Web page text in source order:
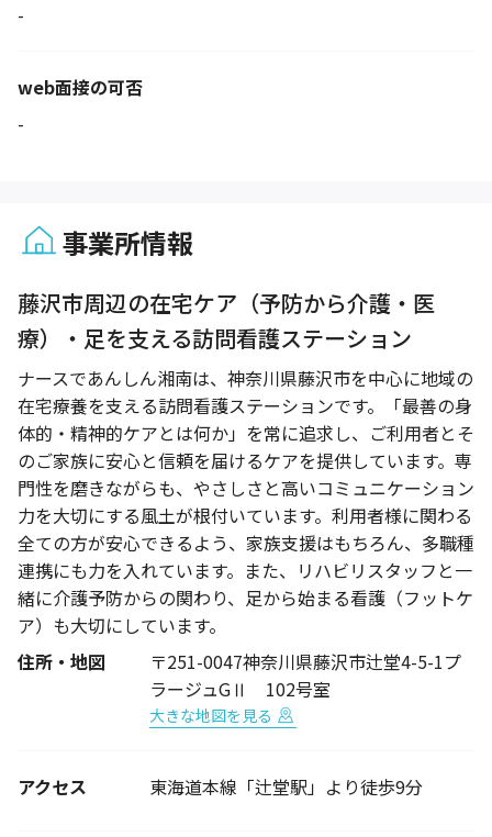
-
web面接の可否
-
事業所情報
藤沢市周辺の在宅ケア（予防から介護・医
療）・足を支える訪問看護ステーション
ナースであんしん湘南は、神奈川県藤沢市を中心に地域の
在宅療養を支える訪問看護ステーションです。「最善の身
体的・精神的ケアとは何か」を常に追求し、ご利用者とそ
のご家族に安心と信頼を届けるケアを提供しています。専
門性を磨きながらも、やさしさと高いコミュニケーション
力を大切にする風土が根付いています。利用者様に関わる
全ての方が安心できるよう、家族支援はもちろん、多職種
連携にも力を入れています。また、リハビリスタッフと一
緒に介護予防からの関わり、足から始まる看護（フットケ
ア）も大切にしています。
住所・地図
〒251-0047神奈川県藤沢市辻堂4-5-1プ
ラージュGⅡ 102号室
大きな地図を見る
アクセス 東海道本線「辻堂駅」より徒歩9分